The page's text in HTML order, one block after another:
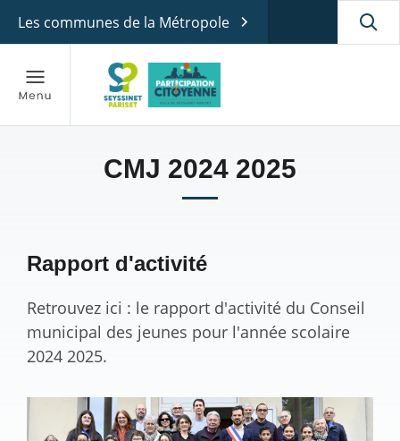
Les communes de la Métropole
CMJ 2024 2025
Rapport d'activité
Retrouvez ici : le rapport d'activité du Conseil
municipal des jeunes pour l'année scolaire
2024 2025.